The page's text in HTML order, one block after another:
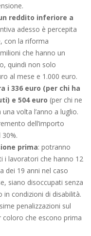
reddito inferiore a
adesso è percepita
con la riforma
che hanno un
quindi non solo
al mese e 1.000 euro.
i 336 euro (per chi ha
e 504 euro (per chi ne
volta l’anno a luglio.
dell’importo
prima: potranno
i lavoratori che hanno 12
dei 19 anni nel caso
siano disoccupati senza
condizioni di disabilità.
penalizzazioni sul
che escono prima